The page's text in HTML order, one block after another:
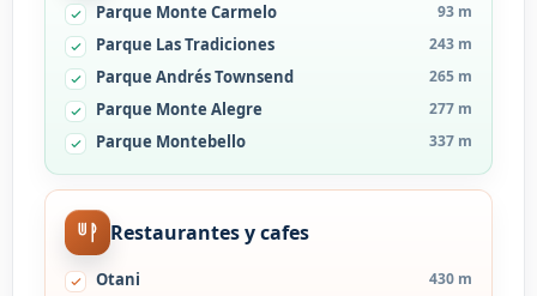
Parque Monte Carmelo 93 m
Parque Las Tradiciones 243 m
Parque Andrés Townsend 265 m
Parque Monte Alegre 277 m
Parque Montebello 337 m
Restaurantes y cafes
Otani 430 m